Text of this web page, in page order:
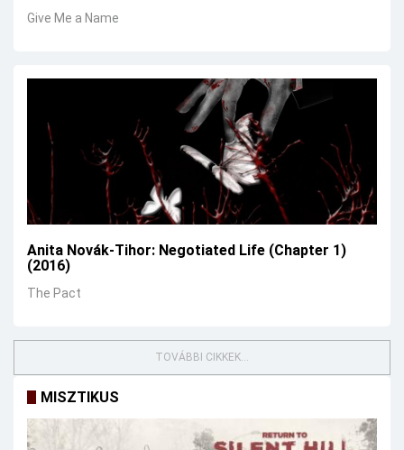
Give Me a Name
Anita Novák-Tihor: Negotiated Life (Chapter 1)
(2016)
The Pact
TOVÁBBI CIKKEK...
MISZTIKUS